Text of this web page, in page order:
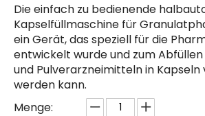
Die einfach zu bedienende
Kapselfüllmaschine für
ein Gerät, das speziell für die
entwickelt wurde und zum
und Pulverarzneimitteln in
werden kann.
Menge: